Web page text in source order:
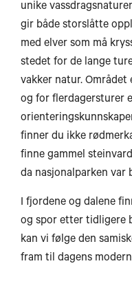
unike
gir både storslåtte
med elver som må
stedet for de lange
vakker natur.
og for flerdagersturer
finner du ikke
finne gammel
da nasjonalparken var
I fjordene og dalene
og spor etter tidligere
kan vi følge den
fram til dagens